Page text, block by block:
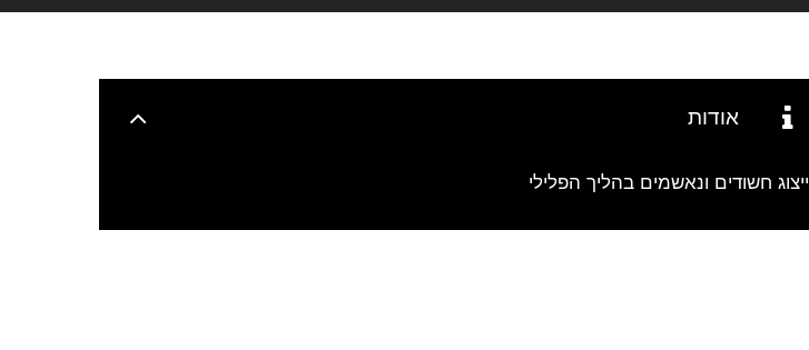
אודות
ייצוג חשודים ונאשמים בהליך הפלילי